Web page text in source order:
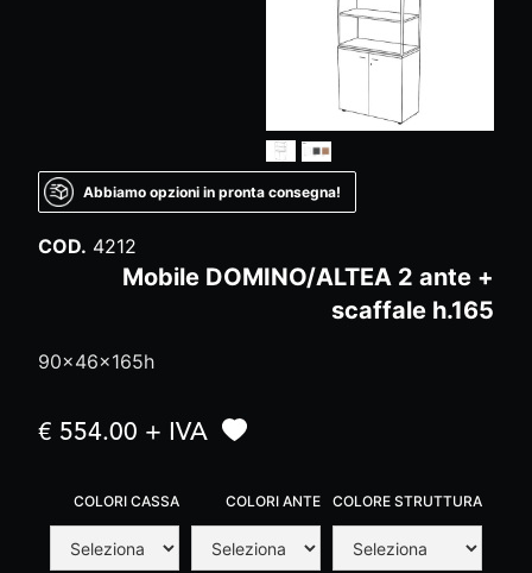
Abbiamo opzioni in pronta consegna!
COD. 4212
Mobile DOMINO/ALTEA 2 ante +
scaffale h.165
90x46x165h
€ 554.00 + IVA
COLORI CASSA COLORI ANTE COLORE STRUTTURA